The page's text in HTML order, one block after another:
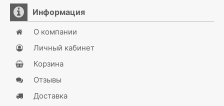
Информация
О компании
Личный кабинет
Корзина
Отзывы
Доставка